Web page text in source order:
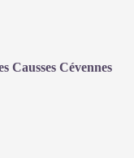
Causses Cévennes